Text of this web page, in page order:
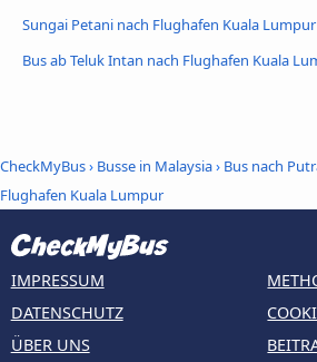
Sungai Petani nach Flughafen Kuala
Bus ab Teluk Intan nach Flughafen Kuala
CheckMyBus› Busse in Malaysia› Bus nach
Flughafen Kuala Lumpur
IMPRESSUM
DATENSCHUTZ
ÜBER UNS